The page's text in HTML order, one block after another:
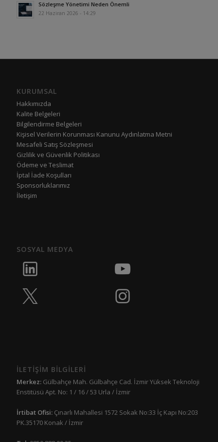
Sözleşme Yönetimi Neden Önemli
22 Haziran 2026 - 14:29
KURUMSAL
Hakkımızda
Kalite Belgeleri
Bilgilendirme Belgeleri
Kişisel Verilerin Korunması Kanunu Aydınlatma Metni
Mesafeli Satış Sözleşmesi
Gizlilik ve Güvenlik Politikası
Ödeme ve Teslimat
İptal İade Koşulları
Sponsorluklarımız
İletişim
SOSYAL MEDYA
İLETİŞİM BİLGİLERİ
Merkez:Gülbahçe Mah. Gülbahçe Cad. İzmir Yüksek Teknoloji
Enstitüsü Apt. No: 1 / 16 / 53 Urla / İzmir
İrtibat Ofisi: Çınarlı Mahallesi 1572 Sokak No:33 İç Kapı No:203
PK.35170 Konak / İzmir